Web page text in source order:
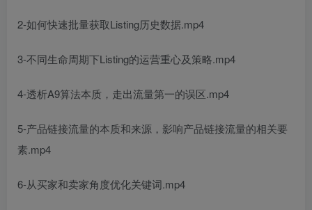
2-如何快速批量获取Listing历史数据.mp4
3-不同生命周期下Listing的运营重心及策略.mp4
4-透析A9算法本质，走出流量第一的误区.mp4
5-产品链接流量的本质和来源，影响产品链接流量的相关要
素.mp4
6-从买家和卖家角度优化关键词.mp4